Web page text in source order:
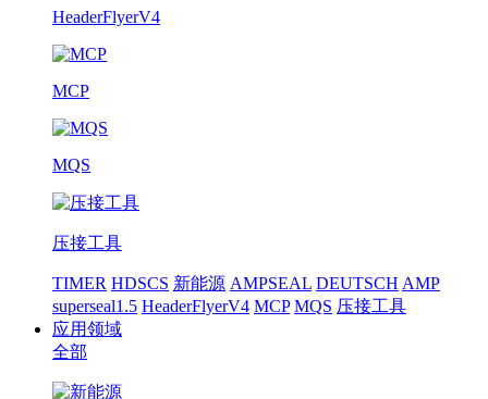
HeaderFlyerV4
MCP
MQS
压接工具
TIMER HDSCS 新能源 AMPSEAL DEUTSCH AMP
superseal1.5 HeaderFlyerV4 MCP MQS 压接工具
应用领域
全部